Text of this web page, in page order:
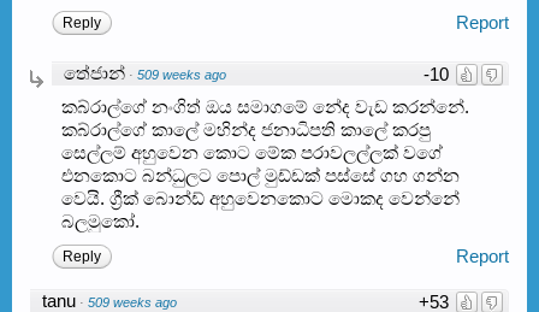
Report
Reply
-10
තේජාන් · 509 weeks ago
කබ්රාල්ගේ නංගිත් ඔය සමාගමේ නේද වැඩ කරන්නේ.
කබ්රාල්ගේ කාලේ මහින්ද ජනාධිපති කාලේ කරපු
සෙල්ලම් අහුවෙන කොට මේක පරාවලල්ලක් වගේ
එනකොට බන්ධුලට පොල් මුඩ්ඩක් පස්සේ ගහ ගන්න
වෙයි. ග්‍රීක් බොන්ඩ් අහුවෙනකොට මොකද වෙන්නේ
බලමුකෝ.
Report
Reply
+53
tanu · 509 weeks ago